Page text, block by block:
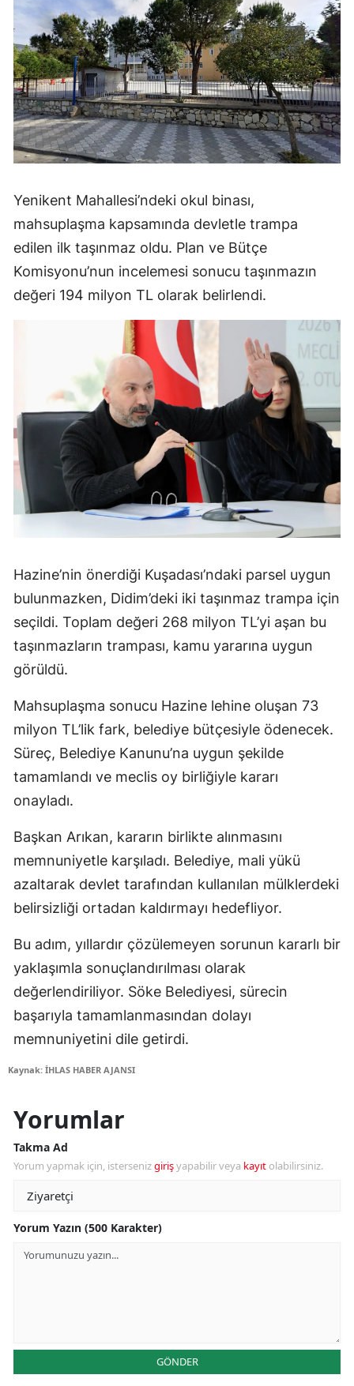
Yenikent Mahallesi’ndeki okul binası,
mahsuplaşma kapsamında devletle trampa
edilen ilk taşınmaz oldu. Plan ve Bütçe
Komisyonu’nun incelemesi sonucu taşınmazın
değeri 194 milyon TL olarak belirlendi.
Hazine’nin önerdiği Kuşadası’ndaki parsel uygun
bulunmazken, Didim’deki iki taşınmaz trampa için
seçildi. Toplam değeri 268 milyon TL’yi aşan bu
taşınmazların trampası, kamu yararına uygun
görüldü.
Mahsuplaşma sonucu Hazine lehine oluşan 73
milyon TL’lik fark, belediye bütçesiyle ödenecek.
Süreç, Belediye Kanunu’na uygun şekilde
tamamlandı ve meclis oy birliğiyle kararı
onayladı.
Başkan Arıkan, kararın birlikte alınmasını
memnuniyetle karşıladı. Belediye, mali yükü
azaltarak devlet tarafından kullanılan mülklerdeki
belirsizliği ortadan kaldırmayı hedefliyor.
Bu adım, yıllardır çözülemeyen sorunun kararlı bir
yaklaşımla sonuçlandırılması olarak
değerlendiriliyor. Söke Belediyesi, sürecin
başarıyla tamamlanmasından dolayı
memnuniyetini dile getirdi.
Kaynak: İHLAS HABER AJANSI
Yorumlar
Takma Ad
Yorum yapmak için, istersenizgirişyapabilir veya kayıt olabilirsiniz.
Yorum Yazın (500 Karakter)
GÖNDER